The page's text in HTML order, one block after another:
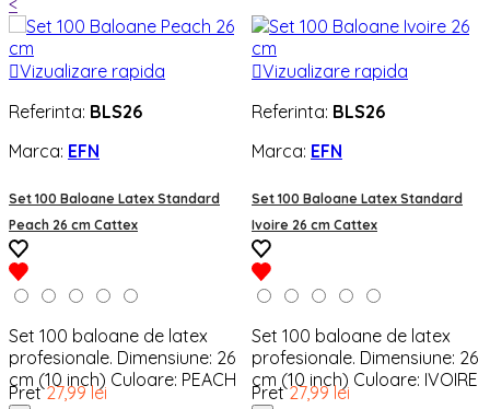
Vizualizare rapida
Referinta: BLS26
Marca: EFN
Set 100 Baloane Latex Standard
Peach 26 cm Cattex
Set 100 baloane de latex
profesionale. Dimensiune: 26
cm (10 inch) Culoare: PEACH
Pret 27,99 lei
Vizualizare rapida
Referinta: BLS26
Marca: EFN
Set 100 Baloane Latex Standard
Ivoire 26 cm Cattex
Set 100 baloane de latex
profesionale. Dimensiune: 26
cm (10 inch) Culoare: IVOIRE
Pret 27,99 lei